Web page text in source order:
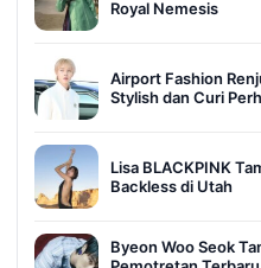
Royal Nemesis
Airport Fashion
Stylish dan Curi
Lisa BLACKPINK
Backless di Utah
Byeon Woo Seok